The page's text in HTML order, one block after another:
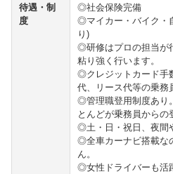
待遇・制
度
◎社会保険完備
◎マイカー・バイク・
り)
◎研修はプロの担当が
粘り強く行います。
◎クレジットカード手
代、リース代等の乗務
◎管理職登用制度あり
とんどが乗務員からの
◎土・日・祝日、夜間
◎全車カーナビ搭載な
ん。
◎女性ドライバーも活